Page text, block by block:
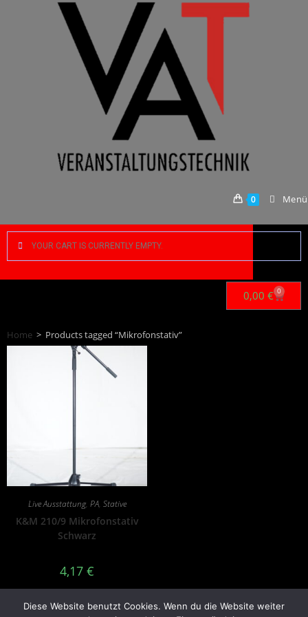
0 Menü
YOUR CART IS CURRENTLY EMPTY.
0,00 € 0
Home > Products tagged “Mikrofonstativ”
Live Ausstattung, PA, Stative
K&M 210/9 Mikrofonstativ
Schwarz
4,17 €
zzgl.Versandkosten
Diese Website benutzt Cookies. Wenn du die Website weiter